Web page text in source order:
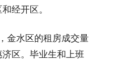
经开区。
金水区的租房成交量
区。毕业生和上班